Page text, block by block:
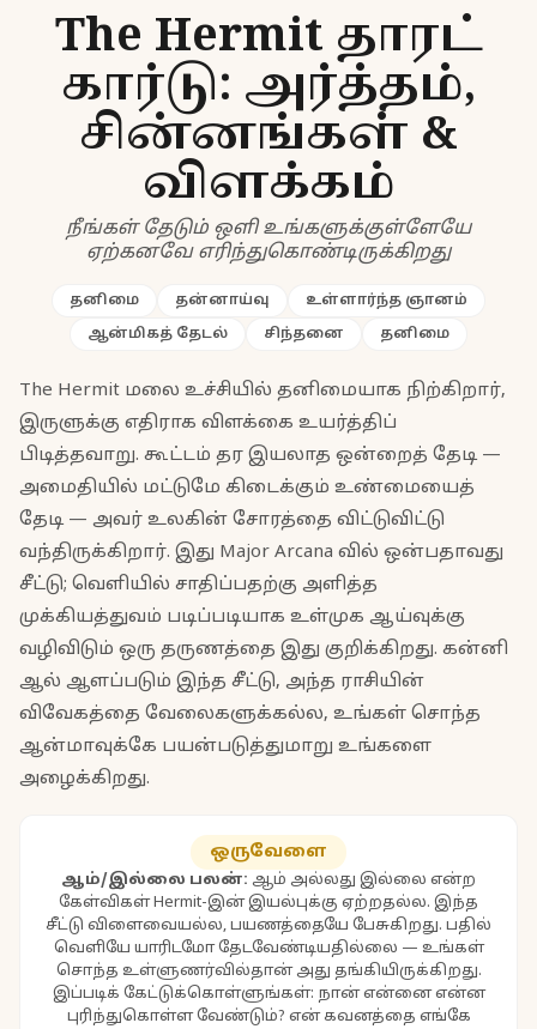
The Hermit தாரட்
கார்டு: அர்த்தம்,
சின்னங்கள் &
விளக்கம்
நீங்கள் தேடும் ஒளி உங்களுக்குள்ளேயே
ஏற்கனவே எரிந்துகொண்டிருக்கிறது
தனிமை தன்னாய்வு
உள்ளார்ந்த ஞானம்
ஆன்மிகத் தேடல்
சிந்தனை தனிமை
The Hermit மலை உச்சியில் தனிமையாக நிற்கிறார்,
இருளுக்கு எதிராக விளக்கை உயர்த்திப்
பிடித்தவாறு. கூட்டம் தர இயலாத ஒன்றைத் தேடி —
அமைதியில் மட்டுமே கிடைக்கும் உண்மையைத்
தேடி — அவர் உலகின் சோரத்தை விட்டுவிட்டு
வந்திருக்கிறார். இது Major Arcana வில் ஒன்பதாவது
சீட்டு; வெளியில் சாதிப்பதற்கு அளித்த
முக்கியத்துவம் படிப்படியாக உள்முக ஆய்வுக்கு
வழிவிடும் ஒரு தருணத்தை இது குறிக்கிறது. கன்னி
ஆல் ஆளப்படும் இந்த சீட்டு, அந்த ராசியின்
விவேகத்தை வேலைகளுக்கல்ல, உங்கள் சொந்த
ஆன்மாவுக்கே பயன்படுத்துமாறு உங்களை
அழைக்கிறது.
ஒருவேளை
ஆம்/இல்லை பலன்: ஆம் அல்லது இல்லை என்ற
கேள்விகள் Hermit-இன் இயல்புக்கு ஏற்றதல்ல. இந்த
சீட்டு விளைவையல்ல, பயணத்தையே பேசுகிறது. பதில்
வெளியே யாரிடமோ தேடவேண்டியதில்லை — உங்கள்
சொந்த உள்ளுணர்வில்தான் அது தங்கியிருக்கிறது.
இப்படிக் கேட்டுக்கொள்ளுங்கள்: நான் என்னை என்ன
புரிந்துகொள்ள வேண்டும்? என் கவனத்தை எங்கே